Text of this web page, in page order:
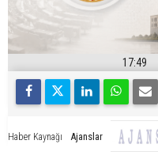
17:49
Haber Kaynağı Ajanslar